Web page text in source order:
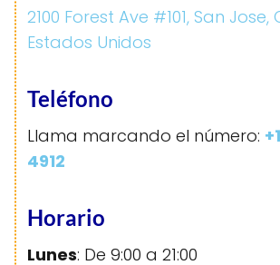
2100 Forest Ave #101, San Jose,
Estados Unidos
Teléfono
Llama marcando el número:
4912
Horario
Lunes: De 9:00 a 21:00